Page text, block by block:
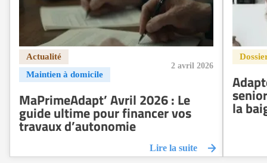
2 avril 2026
MaPrimeAdapt’ Avril 2026 : Le
guide ultime pour financer vos
travaux d’autonomie
Lire la suite
la